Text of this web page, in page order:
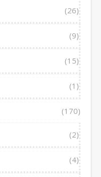
(26)
(9)
(15)
(1)
(170)
(2)
(4)